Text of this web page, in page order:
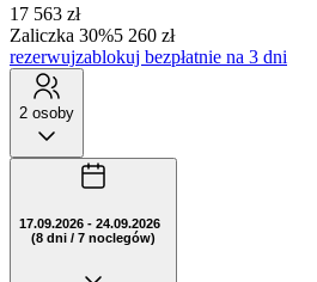
17 563 zł
Zaliczka 30%5 260 zł
rezerwujzablokuj bezpłatnie na 3 dni
2 osoby
17.09.2026 - 24.09.2026
(8 dni / 7 noclegów)